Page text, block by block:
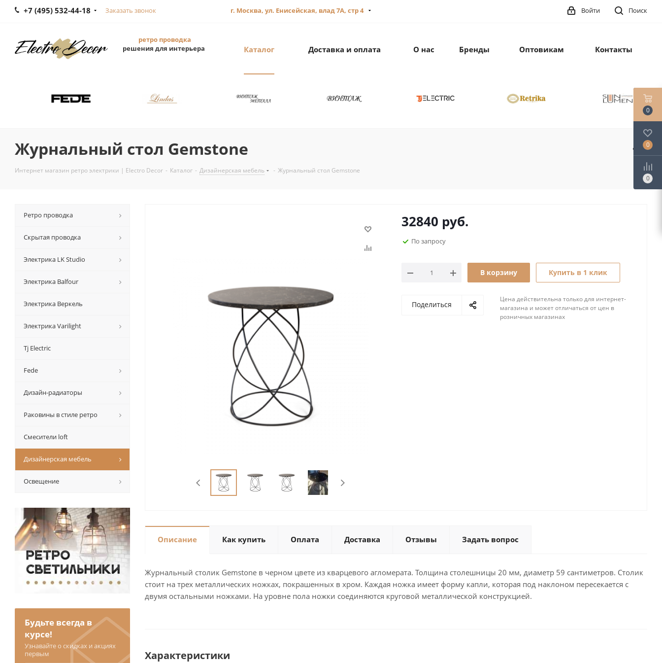
+7 (495) 532-44-18 Заказать звонок г. Москва, ул. Енисейская, влад 7А, стр 4 Поиск
Войти
ретро проводка
решения для интерьера
Каталог Доставка и оплата О нас Бренды Оптовикам Контакты
Журнальный стол Gemstone
Интернет магазин ретро электрики | Electro Decor - Каталог - Дизайнерская мебель - Журнальный стол Gemstone
32840 руб.
По запросу
В корзину Купить в 1 клик
Поделиться
Цена действительна только для интернет-
магазина и может отличаться от цен в
розничных магазинах
Описание Как купить Оплата Доставка Отзывы Задать вопрос
Журнальный столик Gemstone в черном цвете из кварцевого агломерата. Толщина столешницы 20 мм, диаметр 59 сантиметров. Столик
стоит на трех металлических ножках, покрашенных в хром. Каждая ножка имеет форму капли, которая под наклоном пересекается с
двумя остальными ножками. На уровне пола ножки соединяются круговой металлической конструкцией.
Характеристики
Ретро проводка
Скрытая проводка
Электрика LK Studio
Электрика Balfour
Электрика Веркель
Электрика Varilight
Tj Electric
Fede
Дизайн-радиаторы
Раковины в стиле ретро
Смесители loft
Дизайнерская мебель
Освещение
Будьте всегда в
курсе!
Узнавайте о скидках и акциях
первым
0
0
0